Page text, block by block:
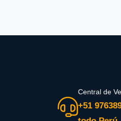
Central de
+51